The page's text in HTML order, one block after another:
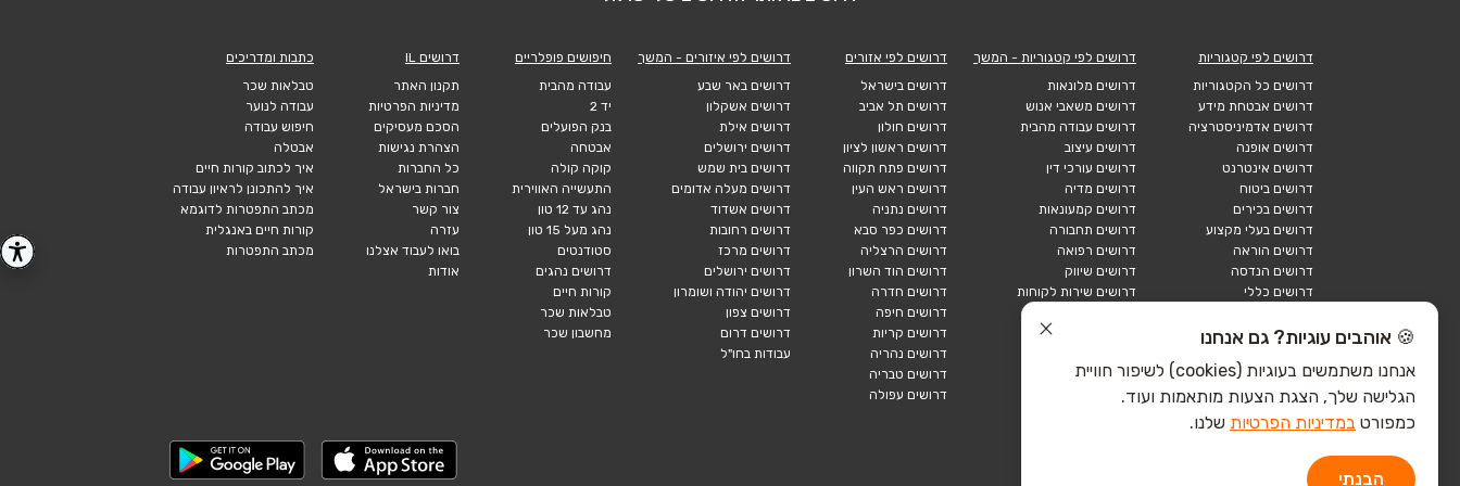
דרושים לפי קטגוריות
דרושים כל הקטגוריות
דרושים אבטחת מידע
דרושים אדמיניסטרציה
דרושים אופנה
דרושים אינטרנט
דרושים ביטוח
דרושים בכירים
דרושים בעלי מקצוע
דרושים הוראה
דרושים הנדסה
דרושים כללי
דרושים לוגיסטיקה
דרושים מכירות
הייטק חומרה
דרושים לפי קטגוריות - המשך
דרושים מלונאות
דרושים משאבי אנוש
דרושים עבודה מהבית
דרושים עיצוב
דרושים עורכי דין
דרושים מדיה
דרושים קמעונאות
דרושים תחבורה
דרושים רפואה
דרושים שיווק
דרושים שירות לקוחות
הייטק כללי
הייטק תוכנה
דרושים לפי אזורים
דרושים בישראל
דרושים תל אביב
דרושים חולון
דרושים ראשון לציון
דרושים פתח תקווה
דרושים ראש העין
דרושים נתניה
דרושים כפר סבא
דרושים הרצליה
דרושים הוד השרון
דרושים חדרה
דרושים חיפה
דרושים קריות
דרושים נהריה
דרושים טבריה
דרושים עפולה
דרושים לפי איזורים - המשך
דרושים באר שבע
דרושים אשקלון
דרושים אילת
דרושים ירושלים
דרושים בית שמש
דרושים מעלה אדומים
דרושים אשדוד
דרושים רחובות
דרושים מרכז
דרושים ירושלים
דרושים יהודה ושומרון
דרושים צפון
דרושים דרום
עבודות בחו"ל
חיפושים פופלריים
עבודה מהבית
יד 2
בנק הפועלים
אבטחה
קוקה קולה
התעשייה האווירית
נהג עד 12 טון
נהג מעל 15 טון
סטודנטים
דרושים נהגים
קורות חיים
טבלאות שכר
מחשבון שכר
דרושים IL
תקנון האתר
מדיניות הפרטיות
הסכם מעסיקים
הצהרת נגישות
כל החברות
חברות בישראל
צור קשר
עזרה
בואו לעבוד אצלנו
אודות
כתבות ומדריכים
טבלאות שכר
עבודה לנוער
חיפוש עבודה
אבטלה
איך לכתוב קורות חיים
איך להתכונן לראיון עבודה
מכתב התפטרות לדוגמא
קורות חיים באנגלית
מכתב התפטרות
🍪 אוהבים עוגיות? גם אנחנו
אנחנו משתמשים בעוגיות (cookies) לשיפור חוויית
הגלישה שלך, הצגת הצעות מותאמות ועוד.
כמפורט במדיניות הפרטיות שלנו.
הבנתי